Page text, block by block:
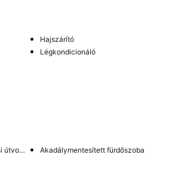
Hajszárító
Légkondicionáló
Akadálymentesített utazási útvonal
Akadálymentesített fürdőszoba